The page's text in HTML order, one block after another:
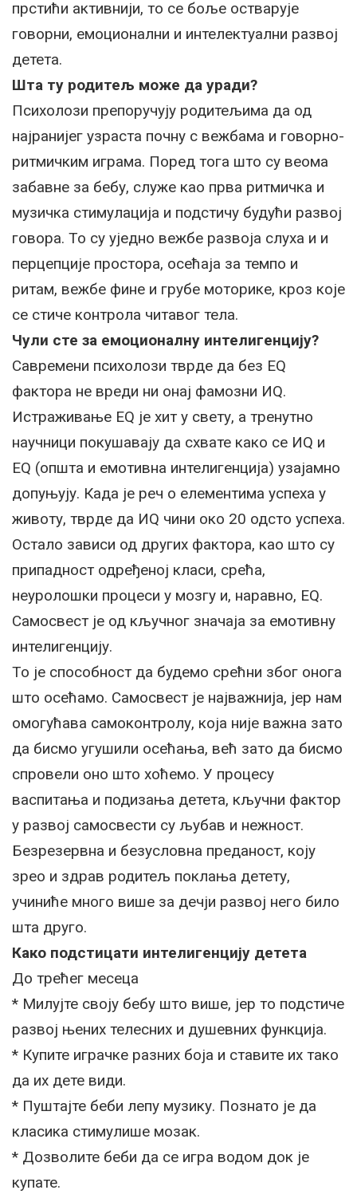
прстићи активнији, то се боље остварује
говорни, емоционални и интелектуални развој
детета.
Шта ту родитељ може да уради?
Психолози препоручују родитељима да од
најранијег узраста почну с вежбама и говорно-
ритмичким играма. Поред тога што су веома
забавне за бебу, служе као прва ритмичка и
музичка стимулација и подстичу будући развој
говора. То су уједно вежбе развоја слуха и и
перцепције простора, осећаја за темпо и
ритам, вежбе фине и грубе моторике, кроз које
се стиче контрола читавог тела.
Чули сте за емоционалну интелигенцију?
Савремени психолози тврде да без ЕQ
фактора не вреди ни онај фамозни ИQ.
Истраживање ЕQ је хит у свету, а тренутно
научници покушавају да схвате како се ИQ и
ЕQ (општа и емотивна интелигенција) узајамно
допуњују. Када је реч о елементима успеха у
животу, тврде да ИQ чини око 20 одсто успеха.
Остало зависи од других фактора, као што су
припадност одређеној класи, срећа,
неуролошки процеси у мозгу и, наравно, ЕQ.
Самосвест је од кључног значаја за емотивну
интелигенцију.
То је способност да будемо срећни због онога
што осећамо. Самосвест је најважнија, јер нам
омогућава самоконтролу, која није важна зато
да бисмо угушили осећања, већ зато да бисмо
спровели оно што хоћемо. У процесу
васпитања и подизања детета, кључни фактор
у развој самосвести су љубав и нежност.
Безрезервна и безусловна преданост, коју
зрео и здрав родитељ поклања детету,
учиниће много више за дечји развој него било
шта друго.
Како подстицати интелигенцију детета
До трећег месеца
* Милујте своју бебу што више, јер то подстиче
развој њених телесних и душевних функција.
* Купите играчке разних боја и ставите их тако
да их дете види.
* Пуштајте беби лепу музику. Познато је да
класика стимулише мозак.
* Дозволите беби да се игра водом док је
купате.